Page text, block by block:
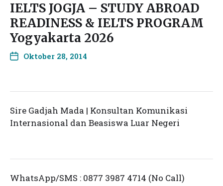
IELTS JOGJA – STUDY ABROAD
READINESS & IELTS PROGRAM
Yogyakarta 2026
Oktober 28, 2014
Sire Gadjah Mada | Konsultan Komunikasi
Internasional dan Beasiswa Luar Negeri
WhatsApp/SMS : 0877 3987 4714 (No Call)